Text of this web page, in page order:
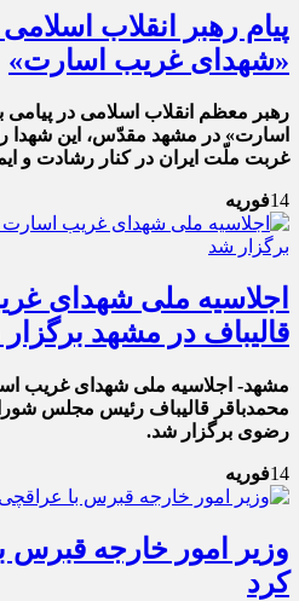
پیام رهبر انقلاب
«شهدای غریب اسارت»
رهبر معظم انقلاب اسلامی در
اسارت» در مشهد مقدّس، این شهدا
غربت ملّت ایران در کنار رشادت و
14فوریه
اجلاسیه ملی شهدای
قالیباف در مشهد
مشهد- اجلاسیه ملی شهدای غریب
محمدباقر قالیباف رئیس مجلس
رضوی برگزار شد.
14فوریه
وزیر امور خارجه قبرس
کرد